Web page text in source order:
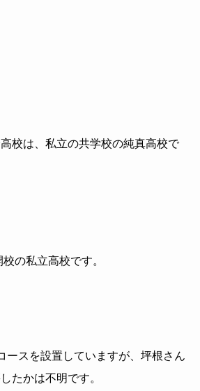
校は、私立の共学校の純真高校で
の私立高校です。
ースを設置していますが、坪根さん
たかは不明です。